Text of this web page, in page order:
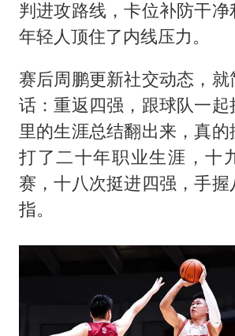
判进攻路线，卡位补防干
年轻人顶住了内线压力。
赛后周鹏更新社交动态，就
话：重返四强，跟球队一起
里的生涯总结翻出来，真的
打了二十年职业生涯，十
赛，十八次挺进四强，手
指。